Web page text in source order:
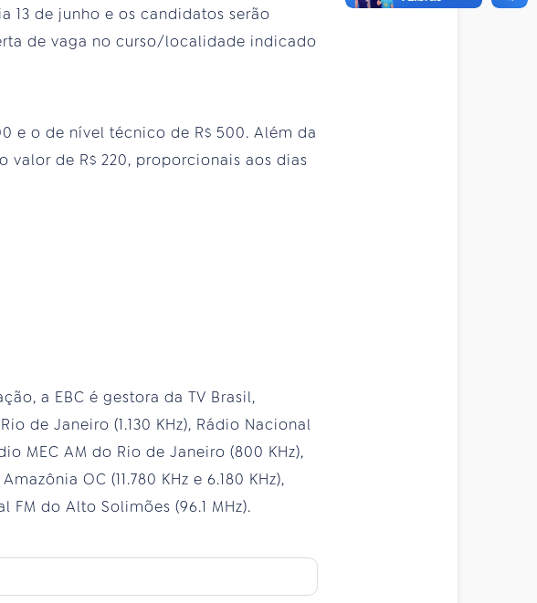
13 de junho e os candidatos serão
de vaga no curso/localidade indicado
e o de nível técnico de R$ 500. Além da
de R$ 220, proporcionais aos dias
a EBC é gestora da TV Brasil,
de Janeiro (1.130 KHz), Rádio Nacional
MEC AM do Rio de Janeiro (800 KHz),
OC (11.780 KHz e 6.180 KHz),
FM do Alto Solimões (96.1 MHz).